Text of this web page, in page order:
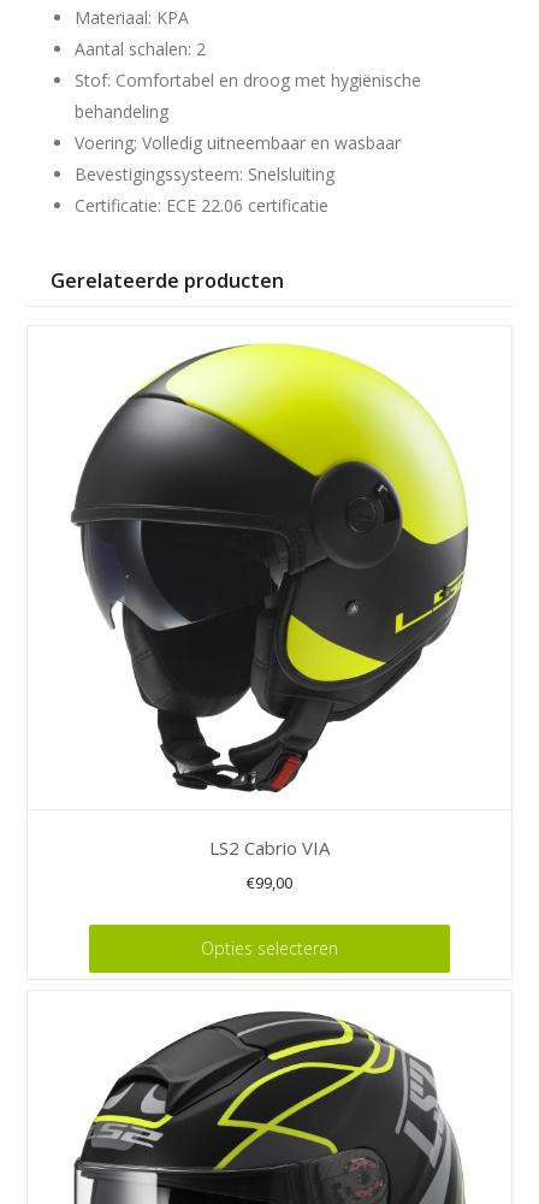
Materiaal: KPA
Aantal schalen: 2
Stof: Comfortabel en droog met hygiënische
behandeling
Voering; Volledig uitneembaar en wasbaar
Bevestigingssysteem: Snelsluiting
Certificatie: ECE 22.06 certificatie
Gerelateerde producten
LS2 Cabrio VIA
€99,00
Opties selecteren
gekozen